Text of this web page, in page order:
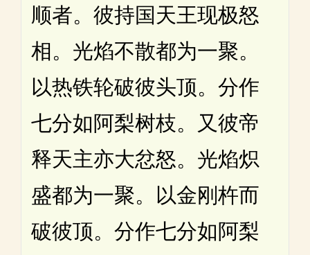
顺者。彼持国天王现极怒
相。光焰不散都为一聚。
以热铁轮破彼头顶。分作
七分如阿梨树枝。又彼帝
释天主亦大忿怒。光焰炽
盛都为一聚。以金刚杵而
破彼顶。分作七分如阿梨